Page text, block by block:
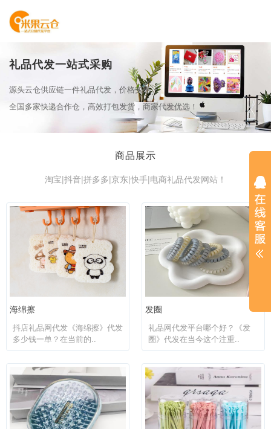
礼品代发一站式采购
源头云仓供应链一件礼品代发，价格实惠
全国多家快递合作仓，高效打包发货，商家代发优选！
商品展示
淘宝|抖音|拼多多|京东|快手|电商礼品代发网站！
海绵擦
抖店礼品网代发《海绵擦》代发
多少钱一单？在当前的..
发圈
礼品网代发平台哪个好？《发
圈》代发在当今这个注重..